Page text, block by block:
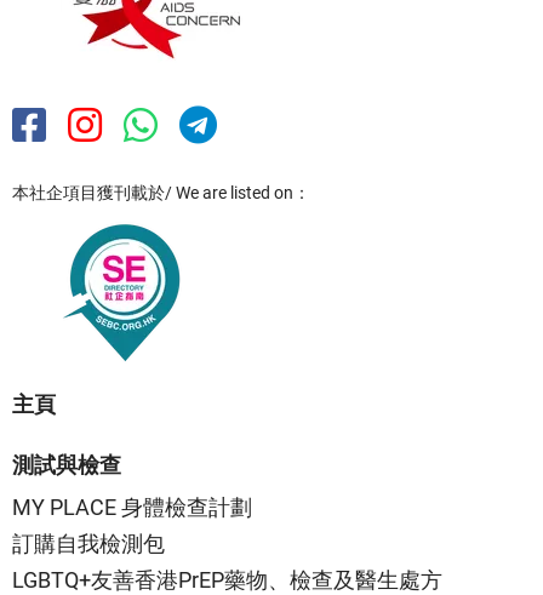
本社企項目獲刊載於/ We are listed on：
主頁
測試與檢查
MY PLACE 身體檢查計劃
訂購自我檢測包
LGBTQ+友善香港PrEP藥物、檢查及醫生處方